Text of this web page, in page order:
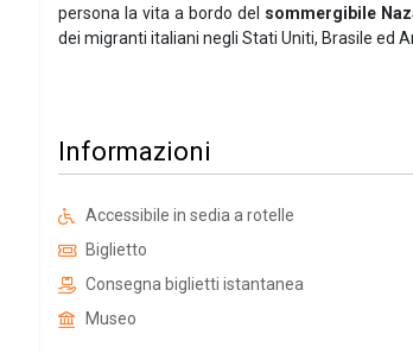
persona la vita a bordo del sommergibile
dei migranti italiani negli Stati Uniti, Brasile ed
Informazioni
Accessibile in sedia a rotelle
Biglietto
Consegna biglietti istantanea
Museo